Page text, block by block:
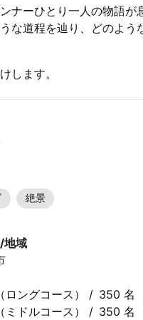
ナーひとり一人の物語が
な道程を辿り、どのよう
します。
絶景
地域
ロングコース） / 350 名
ミドルコース） / 350 名